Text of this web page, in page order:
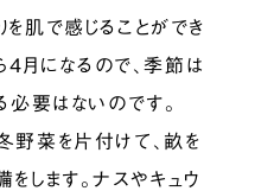
肌で感じることができ
4月になるので、季節は
必要はないのです。
菜を片付けて、畝を
します。ナスやキュウ